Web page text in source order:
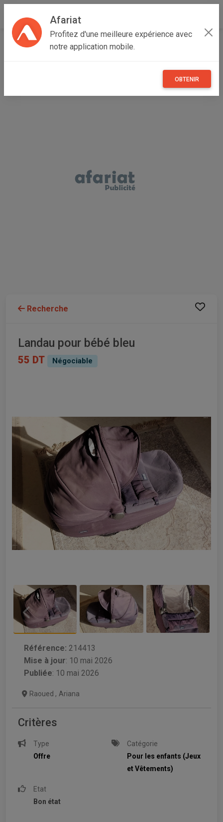
Afariat
Profitez d'une meilleure expérience avec
notre application mobile.
OBTENIR
Accueil Maisons et enfants Grand Tunis
Recherche
Landau pour bébé bleu
55 DT Négociable
Référence: 214413
Mise à jour: 10 mai 2026
Publiée: 10 mai 2026
Raoued , Ariana
Critères
Type
Offre
Catégorie
Pour les enfants (Jeux
et Vêtements)
Etat
Bon état